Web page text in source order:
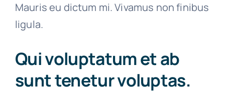
Mauris eu dictum mi. Vivamus non finibus
ligula.
Qui voluptatum et ab
sunt tenetur voluptas.